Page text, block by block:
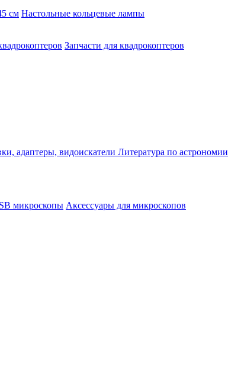
см Настольные кольцевые лампы
Запчасти для квадрокоптеров
адаптеры, видоискатели Литература по астрономии
микроскопы Аксессуары для микроскопов